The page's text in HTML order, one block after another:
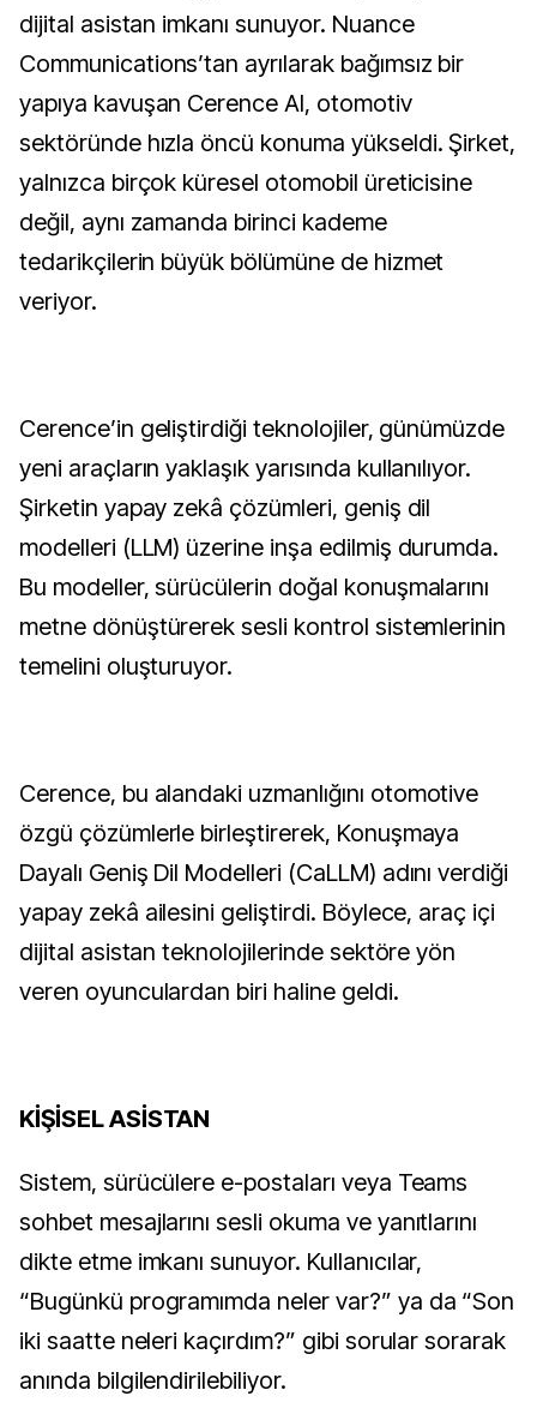
dijital asistan imkanı sunuyor. Nuance
Communications’tan ayrılarak bağımsız bir
yapıya kavuşan Cerence AI, otomotiv
sektöründe hızla öncü konuma yükseldi. Şirket,
yalnızca birçok küresel otomobil üreticisine
değil, aynı zamanda birinci kademe
tedarikçilerin büyük bölümüne de hizmet
veriyor.
Cerence’in geliştirdiği teknolojiler, günümüzde
yeni araçların yaklaşık yarısında kullanılıyor.
Şirketin yapay zekâ çözümleri, geniş dil
modelleri (LLM) üzerine inşa edilmiş durumda.
Bu modeller, sürücülerin doğal konuşmalarını
metne dönüştürerek sesli kontrol sistemlerinin
temelini oluşturuyor.
Cerence, bu alandaki uzmanlığını otomotive
özgü çözümlerle birleştirerek, Konuşmaya
Dayalı Geniş Dil Modelleri (CaLLM) adını verdiği
yapay zekâ ailesini geliştirdi. Böylece, araç içi
dijital asistan teknolojilerinde sektöre yön
veren oyunculardan biri haline geldi.
KİŞİSEL ASİSTAN
Sistem, sürücülere e-postaları veya Teams
sohbet mesajlarını sesli okuma ve yanıtlarını
dikte etme imkanı sunuyor. Kullanıcılar,
“Bugünkü programımda neler var?” ya da “Son
iki saatte neleri kaçırdım?” gibi sorular sorarak
anında bilgilendirilebiliyor.